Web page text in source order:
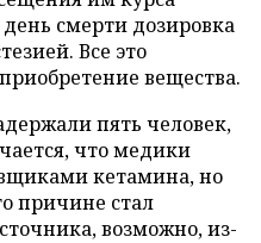
смерти дозировка
Все это
вещества.
пять человек,
что медики
кетамина, но
причине стал
возможно, из-